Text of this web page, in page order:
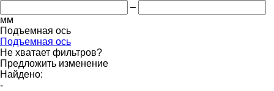
–
мм
Подъемная ось
Подъемная ось
Не хватает фильтров?
Предложить изменение
Найдено:
-